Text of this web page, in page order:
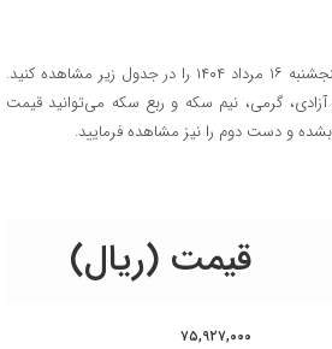
قیمت سکه و قیمت طلا امروز پنجشنبه ۱۶ مرداد ۱۴۰۴ را در جدول زیر مشاهده کنید.
آزادی، گرمی، نیم سکه و ربع سکه می‌توانید قیمت
و دست دوم را نیز مشاهده فرمایید.
قیمت (ریال)
۷۵,۹۲۷,۰۰۰